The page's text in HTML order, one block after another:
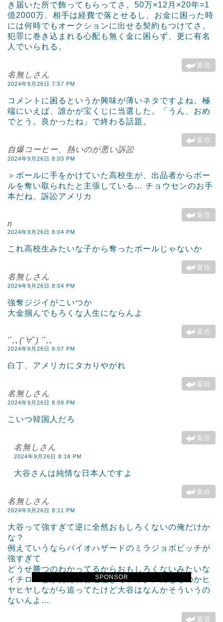
SPONSOR
き届いた所で飾ってもらってさ。50万×12月×20年=1
億2000万、相手は経費で落とせるし、お金に困った時
には何時でもオークションに出せる契約もつけてさ。
犯罪に巻き込まれる心配も無く金に困らず、更に有名
人でいられる。
返信
名無しさん
2024年9月26日 7:57 PM
コメントに困るというか興味が薄いネタですよね。極
端にいえば、誰かが宝くじに当選した。「うん、おめ
でとう。良かったね」で終わる話題。
返信
自爆コーヒー、熱いのが悪い訴訟
2024年9月26日 8:03 PM
＞ボールに手をかけていた高校生が、出品者からボー
ルを奪い取られたと主張している… チョウセンのお手
本だね、訴訟アメリカ
返信
n
2024年9月26日 8:04 PM
これ高校生みたいな子から奪ったボールじゃないか
返信
名無しさん
2024年9月26日 8:04 PM
強奪ジジイがこいつか
大金掴んでもろくな人生にならんよ
返信
'`,､('∀`) '`,､
2024年9月26日 8:07 PM
白丁、アメリカにタカりやがれ
返信
名無しさん
2024年9月26日 8:09 PM
こいつ韓国人だろ
返信
名無しさん
2024年9月26日 8:18 PM
大谷さんは純情な日本人ですよ
返信
名無しさん
2024年9月26日 8:11 PM
大谷って強すぎて逆に全然おもしろくないの俺だけか
な？
例えていうならバイオハザードのミラジョボビッチが
強すぎて
どうせ勝つのわかってるからおもしろくないみたいな
イチローとか見た目普通過ぎていつダメになるのかヒ
ヤヒヤしながら追ってたけど大谷はなんかそういうの
ないんよ…
返信